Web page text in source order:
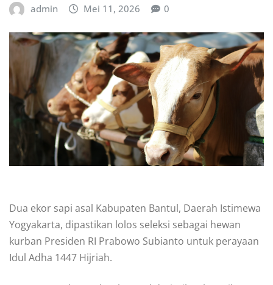
admin Mei 11, 2026 0
Dua ekor sapi asal Kabupaten Bantul, Daerah Istimewa
Yogyakarta, dipastikan lolos seleksi sebagai hewan
kurban Presiden RI Prabowo Subianto untuk perayaan
Idul Adha 1447 Hijriah.